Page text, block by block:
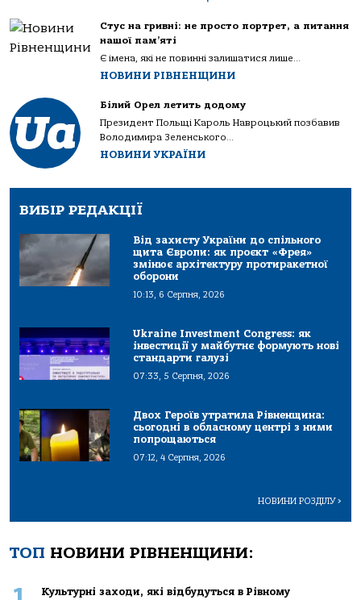
Стус на гривні: не просто портрет, а питання
нашої пам’яті
Є імена, які не повинні залишатися лише...
НОВИНИ РІВНЕНЩИНИ
Білий Орел летить додому
Президент Польщі Кароль Навроцький позбавив
Володимира Зеленського...
НОВИНИ УКРАЇНИ
ВИБІР РЕДАКЦІЇ
Від захисту України до спільного
щита Європи: як проєкт «Фрея»
змінює архітектуру протиракетної
оборони
10:13, 6 Серпня, 2026
Ukraine Investment Congress: як
інвестиції у майбутнє формують нові
стандарти галузі
07:33, 5 Серпня, 2026
Двох Героїв утратила Рівненщина:
сьогодні в обласному центрі з ними
попрощаються
07:12, 4 Серпня, 2026
НОВИНИ РОЗДІЛУ>
ТОП НОВИНИ РІВНЕНЩИНИ:
Культурні заходи, які відбудуться в Рівному